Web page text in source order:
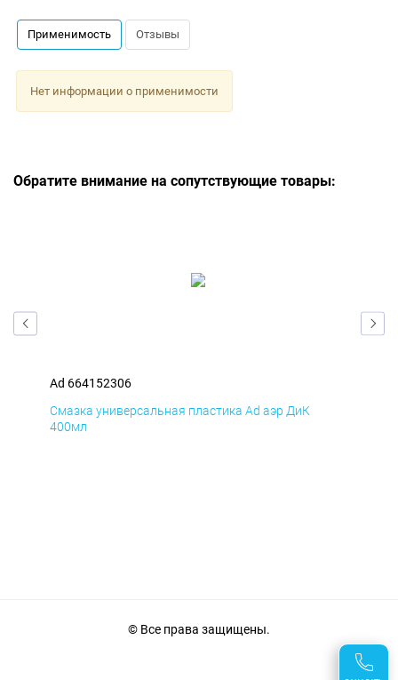
Применимость Отзывы
Нет информации о применимости
Обратите внимание на сопутствующие товары:
Ad 664152306
Смазка универсальная пластика Ad аэр ДиК
400мл
© Все права защищены.